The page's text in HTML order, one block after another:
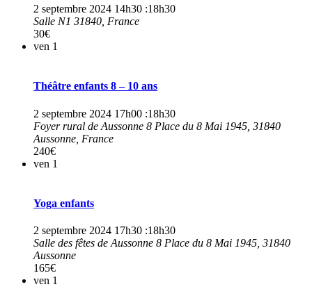
2 septembre 2024 14h30 :18h30
Salle N1 31840, France
30€
ven 1
Théâtre enfants 8 – 10 ans
2 septembre 2024 17h00 :18h30
Foyer rural de Aussonne 8 Place du 8 Mai 1945, 31840
Aussonne, France
240€
ven 1
Yoga enfants
2 septembre 2024 17h30 :18h30
Salle des fêtes de Aussonne 8 Place du 8 Mai 1945, 31840
Aussonne
165€
ven 1